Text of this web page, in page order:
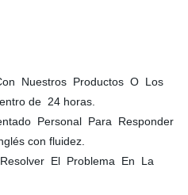
Nuestros Productos O Los
de 24 horas.
Personal Para Responder
con fluidez.
El Problema En La